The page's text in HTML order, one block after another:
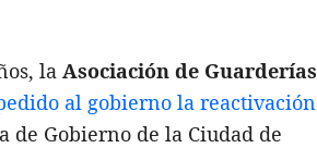
la Asociación de Guarderías
al gobierno la reactivación
de Gobierno de la Ciudad de